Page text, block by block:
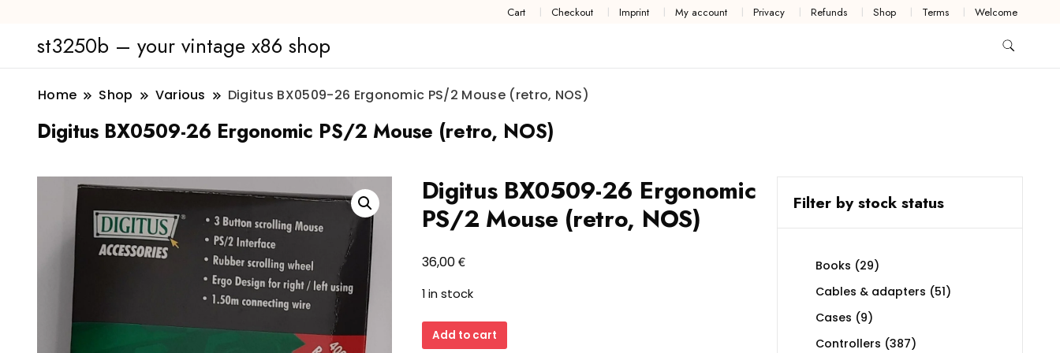
Cart Checkout Imprint My account Privacy Refunds Shop Terms Welcome
st3250b – your vintage x86 shop
Home Shop Various Digitus BX0509-26 Ergonomic PS/2 Mouse (retro, NOS)
Digitus BX0509-26 Ergonomic PS/2 Mouse (retro, NOS)
Digitus BX0509-26 Ergonomic
PS/2 Mouse (retro, NOS)
36,00€
1 in stock
Digitus
BX0509-
Add to cart
Filter by stock status
Books 2929
Cables & adapters 5151
Cases 99
products
Controllers 387387